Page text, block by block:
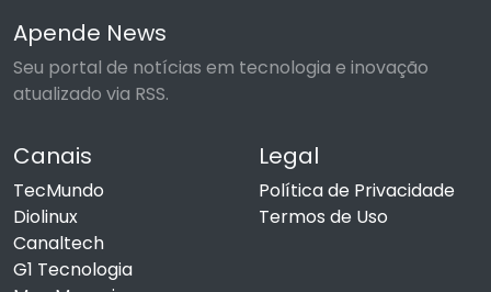
Apende News
Seu portal de notícias em tecnologia e inovação
atualizado via RSS.
Canais
TecMundo
Diolinux
Canaltech
G1 Tecnologia
Legal
Política de Privacidade
Termos de Uso